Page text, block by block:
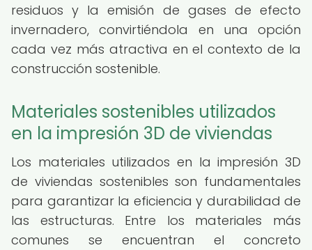
residuos y la emisión de gases de efecto
invernadero, convirtiéndola en una opción
cada vez más atractiva en el contexto de la
construcción sostenible.
Materiales sostenibles utilizados
en la impresión 3D de viviendas
Los materiales utilizados en la impresión 3D
de viviendas sostenibles son fundamentales
para garantizar la eficiencia y durabilidad de
las estructuras. Entre los materiales más
comunes se encuentran el concreto